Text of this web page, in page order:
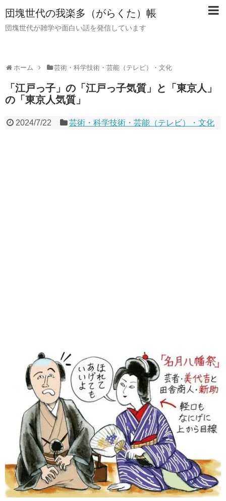
団塊世代の我楽多（がらくた）帳
団塊世代が雑学や面白い話を発信しています
ホーム 芸術・科学技術・芸能（テレビ）・文化
「江戸っ子」の「江戸っ子気質」と「東京人」
の「東京人気質」
2024/7/22 芸術・科学技術・芸能（テレビ）・文化